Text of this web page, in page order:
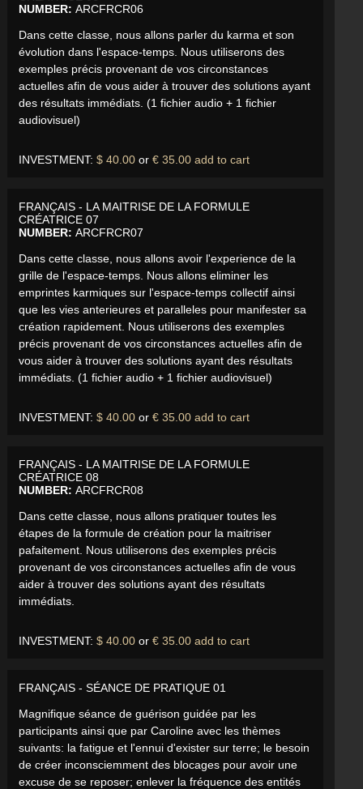
NUMBER: ARCFRCR06
Dans cette classe, nous allons parler du karma et son
évolution dans l'espace-temps. Nous utiliserons des
exemples précis provenant de vos circonstances
actuelles afin de vous aider à trouver des solutions ayant
des résultats immédiats. (1 fichier audio + 1 fichier
audiovisuel)
INVESTMENT: $ 40.00 or € 35.00 add to cart
FRANÇAIS - LA MAITRISE DE LA FORMULE
CRÉATRICE 07
NUMBER: ARCFRCR07
Dans cette classe, nous allons avoir l'experience de la
grille de l'espace-temps. Nous allons eliminer les
emprintes karmiques sur l'espace-temps collectif ainsi
que les vies anterieures et paralleles pour manifester sa
création rapidement. Nous utiliserons des exemples
précis provenant de vos circonstances actuelles afin de
vous aider à trouver des solutions ayant des résultats
immédiats. (1 fichier audio + 1 fichier audiovisuel)
INVESTMENT: $ 40.00 or € 35.00 add to cart
FRANÇAIS - LA MAITRISE DE LA FORMULE
CRÉATRICE 08
NUMBER: ARCFRCR08
Dans cette classe, nous allons pratiquer toutes les
étapes de la formule de création pour la maitriser
pafaitement. Nous utiliserons des exemples précis
provenant de vos circonstances actuelles afin de vous
aider à trouver des solutions ayant des résultats
immédiats.
INVESTMENT: $ 40.00 or € 35.00 add to cart
FRANÇAIS - SÉANCE DE PRATIQUE 01
Magnifique séance de guérison guidée par les
participants ainsi que par Caroline avec les thèmes
suivants: la fatigue et l'ennui d'exister sur terre; le besoin
de créer inconsciemment des blocages pour avoir une
excuse de se reposer; enlever la fréquence des entités